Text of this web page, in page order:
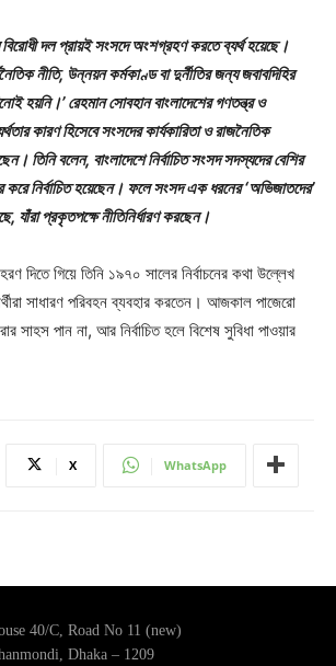
দল প্রায়ই সংসদে অংশগ্রহণ করতে ব্যর্থ হয়েছে।
নীতি, উন্নয়ন কর্মকাণ্ড বা দুর্নীতির জন্য জবাবদিহির
হয়নি।’ রেহমান সোবহান বাংলাদেশের গণতন্ত্র ও
কারণ হিসেবে সংসদের কার্যকারিতা ও রাজনৈতিক
তিনি বলেন, বাংলাদেশে নির্বাচিত সংসদ সদস্যদের বেশির
নির্বাচিত হয়েছেন। ফলে সংসদ এক ধরনের ‘অভিজাতদের’
যাঁরা প্রকৃতপক্ষে নীতিনির্ধারণ করছেন।
দিতে গিয়ে তিনি ১৯৭০ সালের নির্বাচনের কথা উল্লেখ
সাধারণ পরিবহন ব্যবহার করতেন। আজকাল পাজেরো
সাহস পান না, আর নির্বাচিত হলে বিশেষ সুবিধা পাওয়ার
X WhatsApp
40/C, Road No 11 (new)
Dhaka – 1209